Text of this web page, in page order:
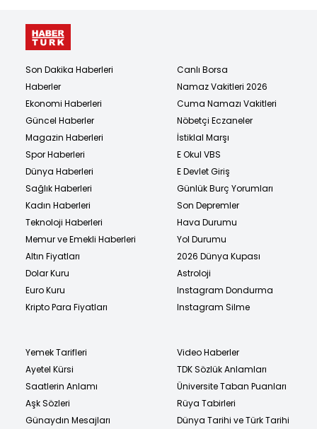
Son Dakika Haberleri
Haberler
Ekonomi Haberleri
Güncel Haberler
Magazin Haberleri
Spor Haberleri
Dünya Haberleri
Sağlık Haberleri
Kadın Haberleri
Teknoloji Haberleri
Memur ve Emekli Haberleri
Altın Fiyatları
Dolar Kuru
Euro Kuru
Kripto Para Fiyatları
Canlı Borsa
Namaz Vakitleri 2026
Cuma Namazı Vakitleri
Nöbetçi Eczaneler
İstiklal Marşı
E Okul VBS
E Devlet Giriş
Günlük Burç Yorumları
Son Depremler
Hava Durumu
Yol Durumu
2026 Dünya Kupası
Astroloji
Instagram Dondurma
Instagram Silme
Yemek Tarifleri
Ayetel Kürsi
Saatlerin Anlamı
Aşk Sözleri
Günaydın Mesajları
Video Haberler
TDK Sözlük Anlamları
Üniversite Taban Puanları
Rüya Tabirleri
Dünya Tarihi ve Türk Tarihi